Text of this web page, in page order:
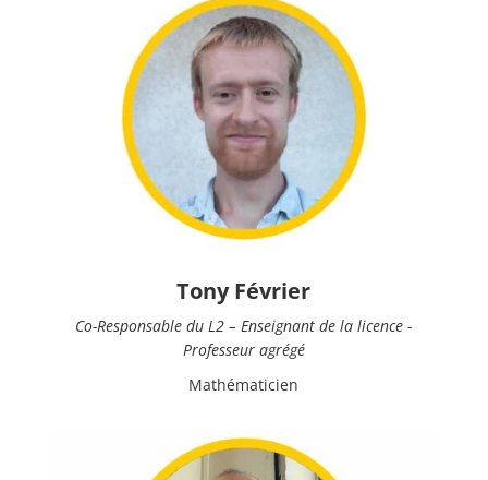
Tony Février
Co-Responsable du L2 – Enseignant de la licence -
Professeur agrégé
Mathématicien